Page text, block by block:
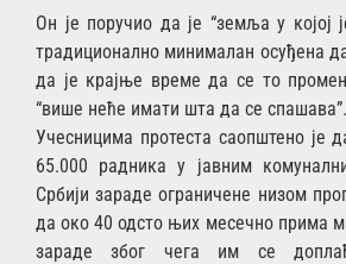
Он је поручио да је “земља у којој
традиционално минималан осуђена
да је крајње време да се то
“више неће имати шта да се спашава”.
Учесницима протеста саопштено је
65.000 радника у јавним
Србији зараде ограничене низом
да око 40 одсто њих месечно прима
зараде због чега им се